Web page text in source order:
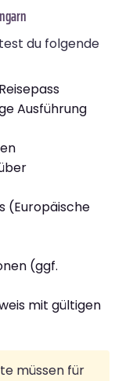
du folgende
Ausführung
(Europäische
(ggf.
mit gültigen
müssen für